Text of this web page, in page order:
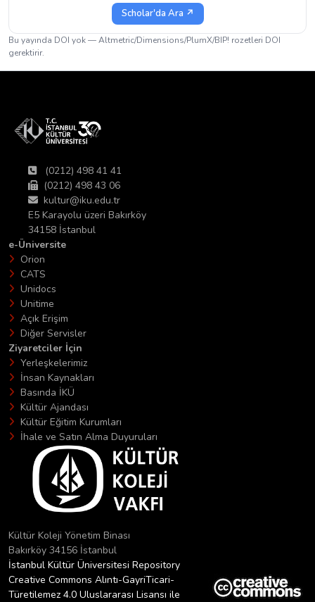
Scholar'da Ara ↗
Bu yayında DOI yok — Altmetric/Dimensions/PlumX/BIP! rozetleri DOI
gerektirir.
(0212) 498 41 41
(0212) 498 43 06
kultur@iku.edu.tr
E5 Karayolu üzeri Bakırköy
34158 İstanbul
e-Üniversite
Orion
CATS
Unidocs
Unitime
Açık Erişim
Diğer Servisler
Ziyaretciler İçin
Yerleşkelerimiz
İnsan Kaynakları
Basında İKÜ
Kültür Ajandası
Kültür Eğitim Kurumları
İhale ve Satın Alma Duyuruları
Kültür Koleji Yönetim Binası
Bakırköy 34156 İstanbul
İstanbul Kültür Üniversitesi Repository
Creative Commons Alıntı-GayriTicari-
Türetilemez 4.0 Uluslararası Lisansı ile